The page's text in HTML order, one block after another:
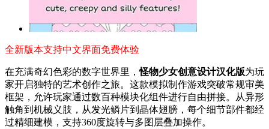
全新版本支持中文界面免费体验
在充满奇幻色彩的数字世界里，怪物少女创意设计汉化版为玩
家开启独特的艺术创作之旅。这款模拟制作游戏突破常规审美
框架，允许玩家通过数百种模块化组件进行自由拼接。从异形
触角到机械义肢，从发光鳞片到晶体翅膀，每个细节部件都经
过精细建模，支持360度旋转与多图层叠加操作。